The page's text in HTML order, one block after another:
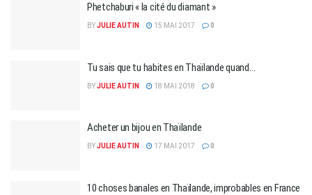
Phetchaburi « la cité du diamant »
BYJULIE AUTIN 15 MAI 2017 0
Tu sais que tu habites en Thaïlande quand…
BYJULIE AUTIN 18 MAI 2018 0
Acheter un bijou en Thaïlande
BYJULIE AUTIN 17 MAI 2017 0
10 choses banales en Thaïlande, improbables en France